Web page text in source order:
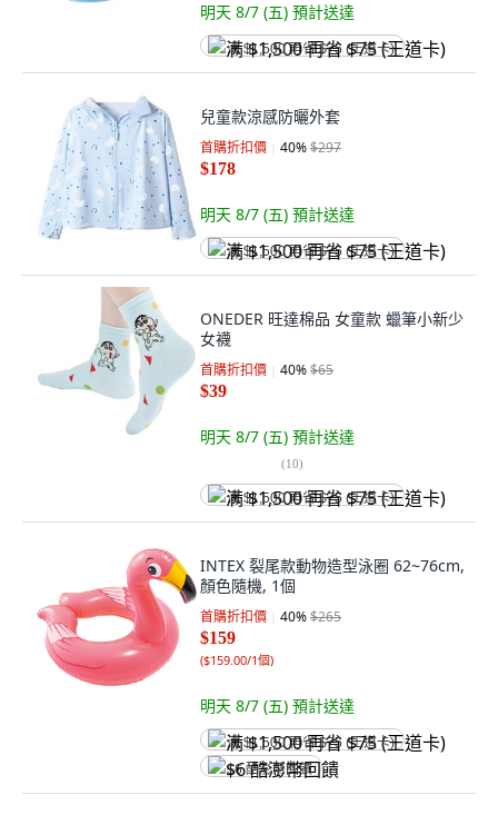
明天 8/7 (五) 預計送達
满 $1,500 再省 $75 (王道卡)
兒童款涼感防曬外套
首購折扣價 40%$297
$178
明天 8/7 (五) 預計送達
满 $1,500 再省 $75 (王道卡)
ONEDER 旺達棉品 女童款 蠟筆小新少
女襪
首購折扣價 40%$65
$39
明天 8/7 (五) 預計送達
(10)
满 $1,500 再省 $75 (王道卡)
INTEX 裂尾款動物造型泳圈 62~76cm,
顏色隨機, 1個
首購折扣價 40%$265
$159
($159.00/1個)
明天 8/7 (五) 預計送達
满 $1,500 再省 $75 (王道卡)
$6 酷澎幣回饋